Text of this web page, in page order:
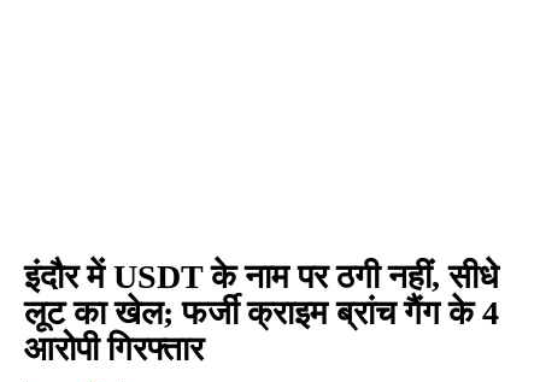
इंदौर में USDT के नाम पर ठगी नहीं, सीधे
लूट का खेल; फर्जी क्राइम ब्रांच गैंग के 4
आरोपी गिरफ्तार